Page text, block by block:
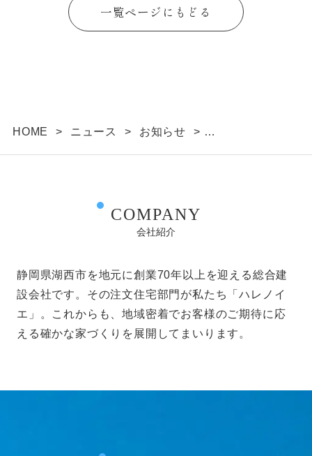
一覧ページにもどる
HOME > ニュース > お知らせ
>
COMPANY
会社紹介
静岡県湖西市を地元に創業70年以上を迎える総合建
設会社です。その注文住宅部門が私たち「ハレノイ
エ」。これからも、地域密着でお客様のご期待に応
える確かな家づくりを展開してまいります。